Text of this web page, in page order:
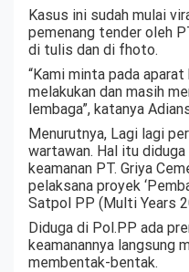
Kasus ini sudah mulai
pemenang tender oleh
di tulis dan di fhoto.
“Kami minta pada
melakukan dan masih
lembaga”, katanya
Menurutnya, Lagi lagi
wartawan. Hal itu
keamanan PT. Griya
pelaksana proyek
Satpol PP (Multi Years
Diduga di Pol.PP ada
keamanannya langsung
membentak-bentak.